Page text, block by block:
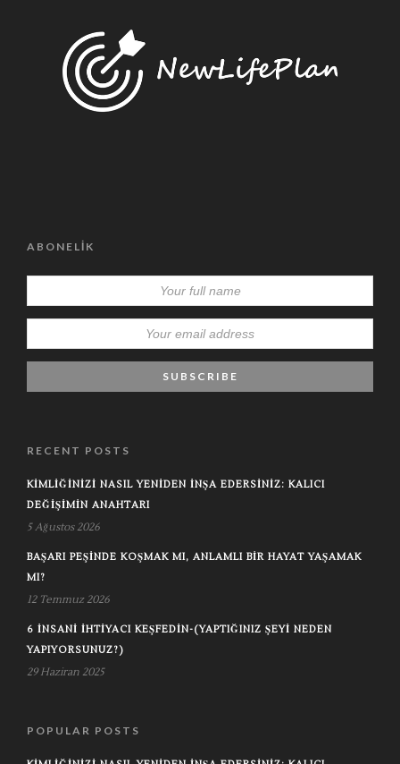
ABONELIK
RECENT POSTS
KIMLIĞINIZI NASIL YENIDEN İNŞA EDERSINIZ: KALICI
DEĞIŞIMIN ANAHTARI
5 Ağustos 2026
BAŞARI PEŞINDE KOŞMAK MI, ANLAMLI BIR HAYAT YAŞAMAK
MI?
12 Temmuz 2026
6 İNSANI İHTIYACI KEŞFEDIN-(YAPTIĞINIZ ŞEYI NEDEN
YAPIYORSUNUZ?)
29 Haziran 2025
POPULAR POSTS